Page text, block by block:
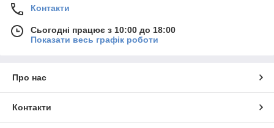
Контакти
Сьогодні працює з 10:00 до 18:00
Показати весь графік роботи
Про нас
Контакти